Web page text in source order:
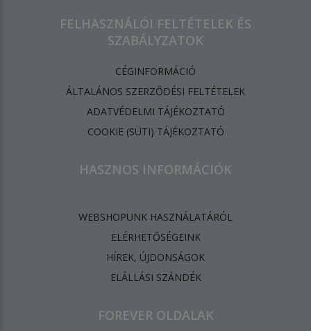
FELHASZNÁLÓI FELTÉTELEK ÉS
SZABÁLYZATOK
CÉGINFORMÁCIÓ
ÁLTALÁNOS SZERZŐDÉSI FELTÉTELEK
ADATVÉDELMI TÁJÉKOZTATÓ
​COOKIE (SÜTI) TÁJÉKOZTATÓ
HASZNOS INFORMÁCIÓK
WEBSHOPUNK HASZNÁLATÁRÓL
ELÉRHETŐSÉGEINK
HÍREK, ÚJDONSÁGOK
ELÁLLÁSI SZÁNDÉK
FOREVER OLDALAK